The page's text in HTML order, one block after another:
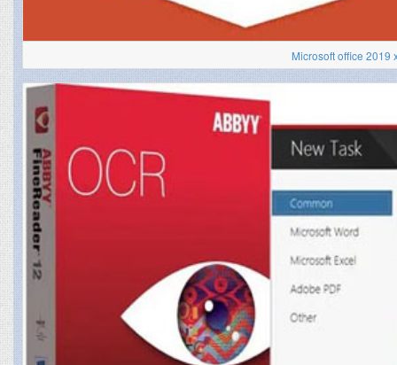
Microsoft office 2019